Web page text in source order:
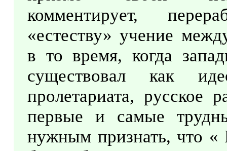
комментирует,
«естеству» учение
в то время, когда
существовал как
пролетариата, русское
первые и самые
нужным признать, что